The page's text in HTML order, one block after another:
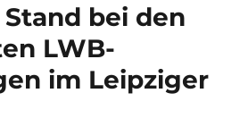
bei den
LWB-
im Leipziger